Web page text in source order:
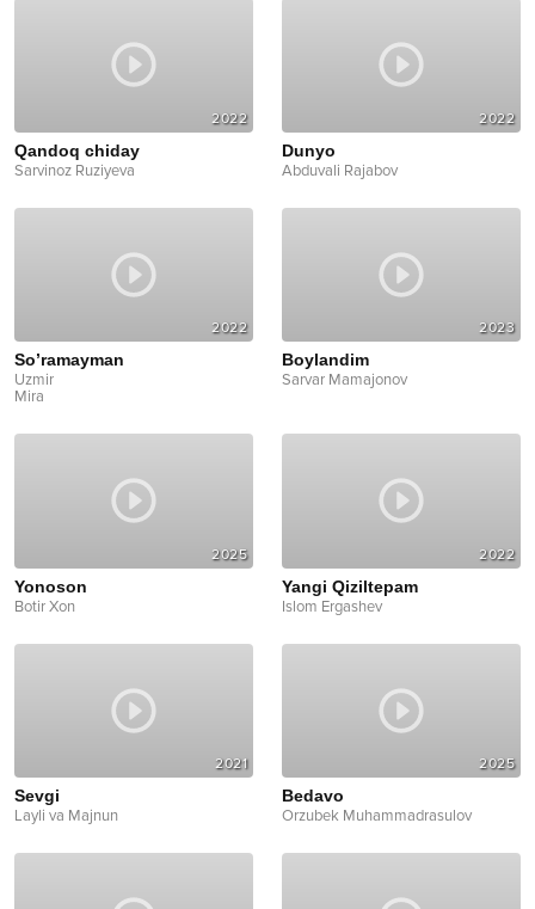
2022
Qandoq chiday
Sarvinoz Ruziyeva
2022
Dunyo
Abduvali Rajabov
2022
So’ramayman
Uzmir
Mira
2023
Boylandim
Sarvar Mamajonov
2025
Yonoson
Botir Xon
2022
Yangi Qiziltepam
Islom Ergashev
2021
Sevgi
Layli va Majnun
2025
Bedavo
Orzubek Muhammadrasulov